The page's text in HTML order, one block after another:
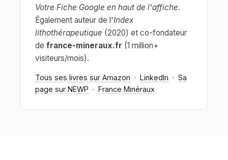
Votre Fiche Google en haut de l'affiche.
Également auteur de l'Index
lithothérapeutique (2020) et co-fondateur
de france-mineraux.fr (1 million+
visiteurs/mois).
Tous ses livres sur Amazon · LinkedIn · Sa
page sur NEWP · France Minéraux